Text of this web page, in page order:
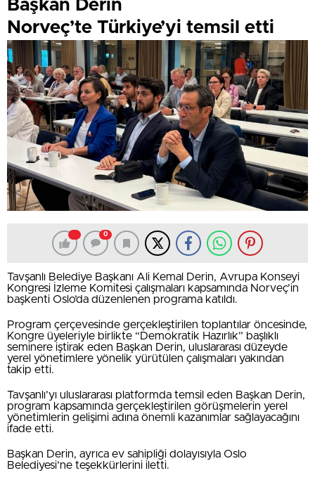
Başkan Derin
Norveç’te Türkiye’yi temsil etti
0
Tavşanlı Belediye Başkanı Ali Kemal Derin, Avrupa Konseyi
Kongresi İzleme Komitesi çalışmaları kapsamında Norveç’in
başkenti Oslo’da düzenlenen programa katıldı.
Program çerçevesinde gerçekleştirilen toplantılar öncesinde,
Kongre üyeleriyle birlikte “Demokratik Hazırlık” başlıklı
seminere iştirak eden Başkan Derin, uluslararası düzeyde
yerel yönetimlere yönelik yürütülen çalışmaları yakından
takip etti.
Tavşanlı’yı uluslararası platformda temsil eden Başkan Derin,
program kapsamında gerçekleştirilen görüşmelerin yerel
yönetimlerin gelişimi adına önemli kazanımlar sağlayacağını
ifade etti.
Başkan Derin, ayrıca ev sahipliği dolayısıyla Oslo
Belediyesi’ne teşekkürlerini iletti.